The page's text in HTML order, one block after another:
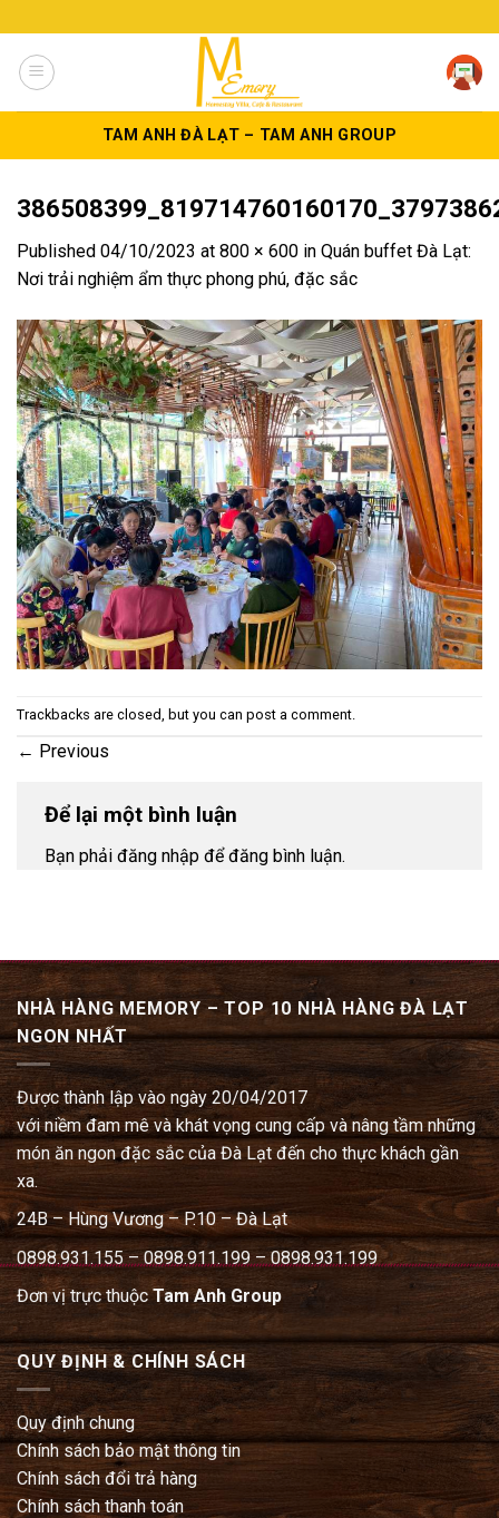
to
content
TAM ANH ĐÀ LẠT – TAM ANH GROUP
Published 04/10/2023 at 800 × 600 in Quán buffet Đà Lạt:
Nơi trải nghiệm ẩm thực phong phú, đặc sắc
Trackbacks are closed, but you can post a comment.
← Previous
Để lại một bình luận
Bạn phải đăng nhập để đăng bình luận.
NHÀ HÀNG MEMORY – TOP 10 NHÀ HÀNG ĐÀ LẠT
NGON NHẤT
Được thành lập vào ngày 20/04/2017
với niềm đam mê và khát vọng cung cấp và nâng tầm những
món ăn ngon đặc sắc của Đà Lạt đến cho thực khách gần
xa.
24B – Hùng Vương – P.10 – Đà Lạt
0898.931.155 – 0898.911.199 – 0898.931.199
Đơn vị trực thuộcTam Anh Group
QUY ĐỊNH & CHÍNH SÁCH
Quy định chung
Chính sách bảo mật thông tin
Chính sách đổi trả hàng
Chính sách thanh toán